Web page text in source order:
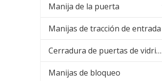
Manija de la puerta
Manijas de tracción de entrada
Cerradura de puertas de vidrio y bisagra
Manijas de bloqueo